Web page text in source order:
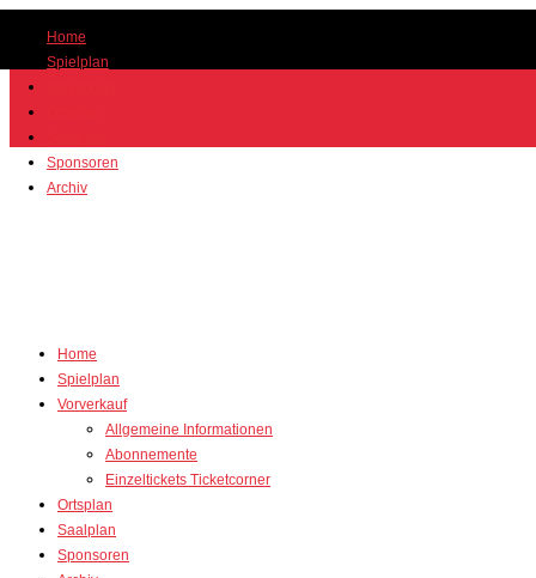
Home
Spielplan
Sponsoren
Archiv
Home
Spielplan
Vorverkauf
Allgemeine Informationen
Abonnemente
Einzeltickets Ticketcorner
Ortsplan
Saalplan
Sponsoren